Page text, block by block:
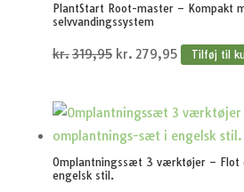
PlantStart Root-master – Kompakt
selvvandingssystem
kr.319,95 Den
var:
kr.319,95.
kr. 279,95Den
er:
kr.279,95.
Tilføj til
Omplantningssæt 3 værktøjer –
engelsk stil.